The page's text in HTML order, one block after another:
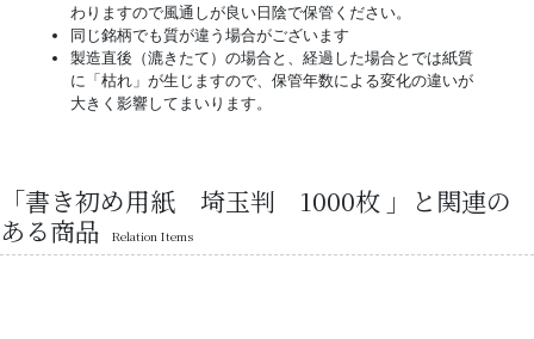
わりますので風通しが良い日陰で保管ください。
同じ銘柄でも質が違う場合がございます
製造直後（漉きたて）の場合と、経過した場合とでは紙質
に「枯れ」が生じますので、保管年数による変化の違いが
大きく影響してまいります。
「書き初め用紙 埼玉判 1000枚 」と関連の
ある商品
Relation Items